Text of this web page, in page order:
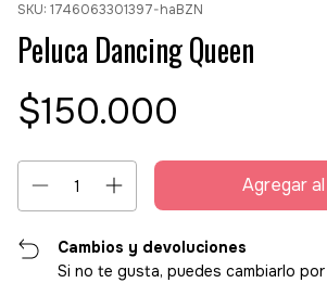
SKU: 1746063301397-haBZN
Peluca Dancing Queen
$150.000
Cambios y devoluciones
Si no te gusta, puedes cambiarlo